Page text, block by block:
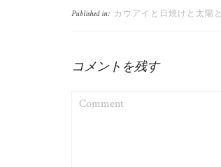
Published in: カウアイと日焼けと太陽と
コメントを残す